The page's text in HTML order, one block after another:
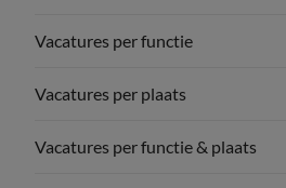
Vacatures per functie
Vacatures per plaats
Vacatures per functie & plaats